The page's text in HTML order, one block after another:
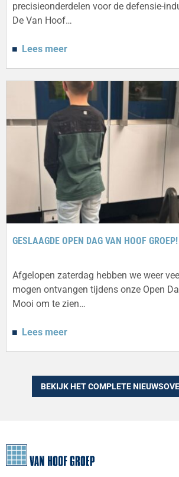
precisieonderdelen voor de defensie-
De Van Hoof…
Lees meer
GESLAAGDE OPEN DAG VAN HOOF GROEP!
Afgelopen zaterdag hebben we weer
mogen ontvangen tijdens onze Open
Mooi om te zien…
Lees meer
BEKIJK HET COMPLETE